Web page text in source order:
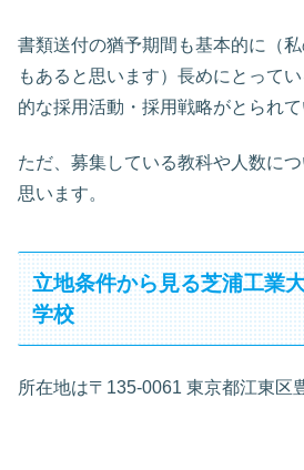
書類送付の猶予期間も基本的に（
もあると思います）長めにとって
的な採用活動・採用戦略がとられて
ただ、募集している教科や人数に
思います。
立地条件から見る芝浦工業
学校
所在地は〒135-0061 東京都江東区